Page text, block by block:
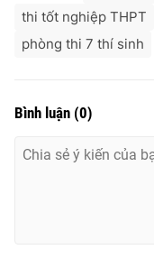
thi tốt nghiệp THPT
phòng thi 7 thí sinh
Bình luận (0)